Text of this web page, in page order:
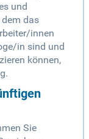
und
das
innen
in sind und
können,
Sie